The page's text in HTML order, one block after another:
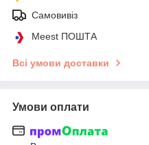
Самовивіз
Meest ПОШТА
Всі умови доставки
Умови оплати